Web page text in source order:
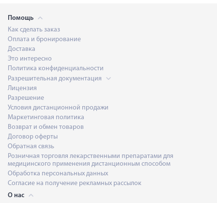
Помощь
Как сделать заказ
Оплата и бронирование
Доставка
Это интересно
Политика конфиденциальности
Разрешительная документация
Лицензия
Разрешение
Условия дистанционной продажи
Маркетинговая политика
Возврат и обмен товаров
Договор оферты
Обратная связь
Розничная торговля лекарственными препаратами для
медицинского применения дистанционным способом
Обработка персональных данных
Согласие на получение рекламных рассылок
О нас